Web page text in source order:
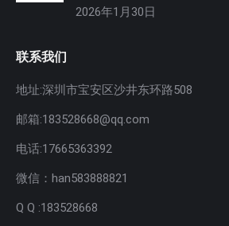
2026年1月30日
联系我们
地址:深圳市宝安区沙井东环路508
邮箱:183528668@qq.com
电话:17665363392
微信：han583888821
Q Q :183528668